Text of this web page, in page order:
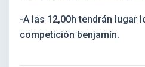
-A las 12,00h tendrán lugar
competición benjamín.